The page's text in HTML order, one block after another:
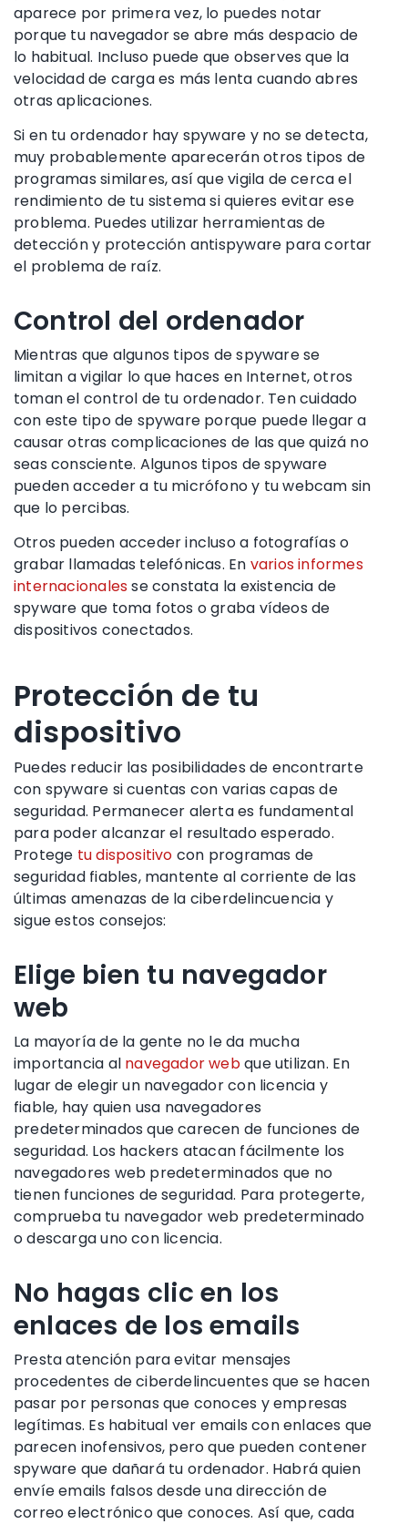
aparece por primera vez, lo puedes notar
porque tu navegador se abre más despacio de
lo habitual. Incluso puede que observes que la
velocidad de carga es más lenta cuando abres
otras aplicaciones.
Si en tu ordenador hay spyware y no se detecta,
muy probablemente aparecerán otros tipos de
programas similares, así que vigila de cerca el
rendimiento de tu sistema si quieres evitar ese
problema. Puedes utilizar herramientas de
detección y protección antispyware para cortar
el problema de raíz.
Control del ordenador
Mientras que algunos tipos de spyware se
limitan a vigilar lo que haces en Internet, otros
toman el control de tu ordenador. Ten cuidado
con este tipo de spyware porque puede llegar a
causar otras complicaciones de las que quizá no
seas consciente. Algunos tipos de spyware
pueden acceder a tu micrófono y tu webcam sin
que lo percibas.
Otros pueden acceder incluso a fotografías o
grabar llamadas telefónicas. En varios informes
internacionalesse constata la existencia de
spyware que toma fotos o graba vídeos de
dispositivos conectados.
Protección de tu
dispositivo
Puedes reducir las posibilidades de encontrarte
con spyware si cuentas con varias capas de
seguridad. Permanecer alerta es fundamental
para poder alcanzar el resultado esperado.
Protege tu dispositivo con programas de
seguridad fiables, mantente al corriente de las
últimas amenazas de la ciberdelincuencia y
sigue estos consejos:
Elige bien tu navegador
web
La mayoría de la gente no le da mucha
importancia al navegador webque utilizan. En
lugar de elegir un navegador con licencia y
fiable, hay quien usa navegadores
predeterminados que carecen de funciones de
seguridad. Los hackers atacan fácilmente los
navegadores web predeterminados que no
tienen funciones de seguridad. Para protegerte,
comprueba tu navegador web predeterminado
o descarga uno con licencia.
No hagas clic en los
enlaces de los emails
Presta atención para evitar mensajes
procedentes de ciberdelincuentes que se hacen
pasar por personas que conoces y empresas
legítimas. Es habitual ver emails con enlaces que
parecen inofensivos, pero que pueden contener
spyware que dañará tu ordenador. Habrá quien
envíe emails falsos desde una dirección de
correo electrónico que conoces. Así que, cada